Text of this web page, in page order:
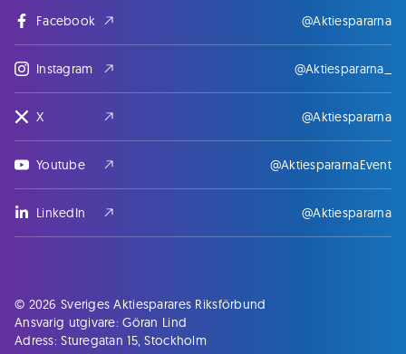
Facebook @Aktiespararna
Instagram @Aktiespararna_
X @Aktiespararna
Youtube @AktiespararnaEvent
LinkedIn @Aktiespararna
© 2026 Sveriges Aktiesparares Riksförbund
Ansvarig utgivare: Göran Lind
Adress: Sturegatan 15, Stockholm